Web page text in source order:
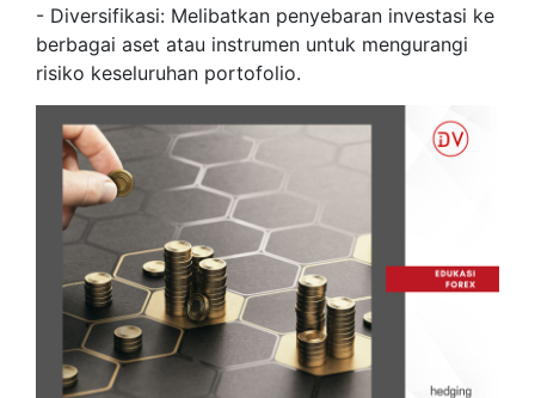
- Diversifikasi: Melibatkan penyebaran investasi ke
berbagai aset atau instrumen untuk mengurangi
risiko keseluruhan portofolio.